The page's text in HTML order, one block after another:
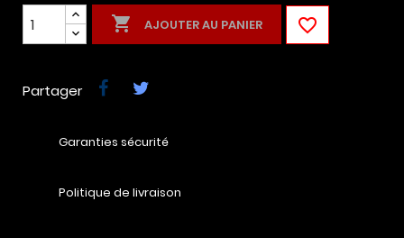
 AJOUTER AU PANIER 
Partager
Garanties sécurité
Politique de livraison